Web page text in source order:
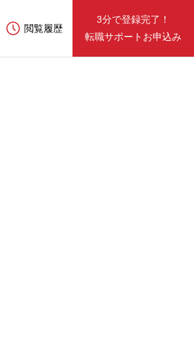
閲覧履歴
3分で登録完了！
転職サポートお申込み